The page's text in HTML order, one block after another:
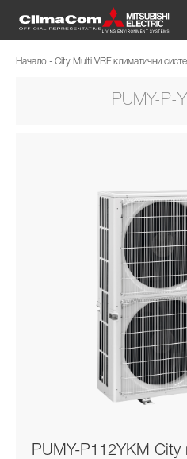
Начало - City Multi VRF климатични
PUMY-P-
PUMY-P112YKM City